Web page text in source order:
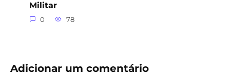
Militar
0 78
Adicionar um comentário